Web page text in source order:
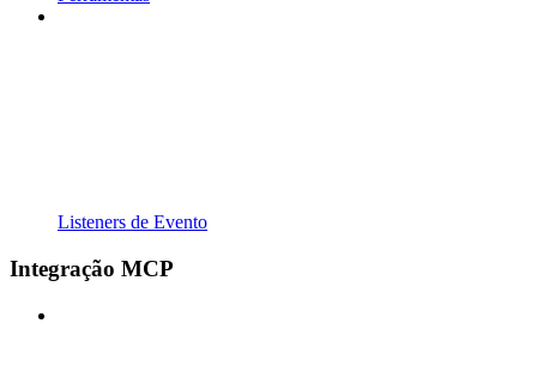
Listeners de Evento
Integração MCP